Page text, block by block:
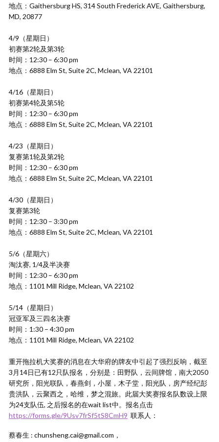
地点：Gaithersburg HS, 314 South Frederick AVE, Gaithersburg,
MD, 20877
4/9（星期日）
初赛第2轮及第3轮
时间：12:30 – 6:30 pm
地点：6888 Elm St, Suite 2C, Mclean, VA 22101
4/16（星期日）
初赛第4轮及第5轮
时间：12:30 – 6:30 pm
地点：6888 Elm St, Suite 2C, Mclean, VA 22101
4/23（星期日）
复赛第1轮及第2轮
时间：12:30 – 6:30 pm
地点：6888 Elm St, Suite 2C, Mclean, VA 22101
4/30（星期日）
复赛第3轮
时间：12:30 – 3:30 pm
地点：6888 Elm St, Suite 2C, Mclean, VA 22101
5/6（星期六）
淘汰赛, 1/4及半决赛
时间：12:30 – 6:30 pm
地点：1101 Mill Ridge, Mclean, VA 22102
5/14（星期日）
冠亚军及三四名决赛
时间：1:30 – 4:30 pm
地点：1101 Mill Ridge, Mclean, VA 22102
重开拖拉机大奖赛的消息在大华府的牌友中引起了强烈反响，截至
3月14日已有12只队报名，分别是：田野队，云间牌馆，南大2050
研究所，阳光联队，春燕剑，小屋，木子堂，阳光队，房产经纪彭
贵洪队，云聚西之，哈维，梦之混旅。此届大奖赛报名队数设上限
为24支队伍, 之后报名的在wait list中。报名点击
https://forms.gle/9Usv7frSf5tS8CmH9 联系人：
蔡春生 : chunsheng.cai@gmail.com，